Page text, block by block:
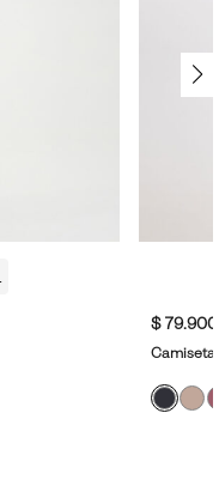
$ 79.900